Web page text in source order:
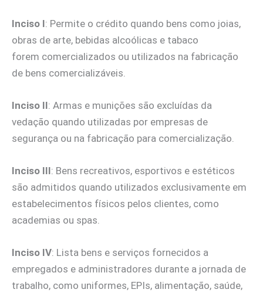
Inciso I: Permite o crédito quando bens como joias,
obras de arte, bebidas alcoólicas e tabaco
forem comercializados ou utilizados na fabricação
de bens comercializáveis.
Inciso II: Armas e munições são excluídas da
vedação quando utilizadas por empresas de
segurança ou na fabricação para comercialização.
Inciso III: Bens recreativos, esportivos e estéticos
são admitidos quando utilizados exclusivamente em
estabelecimentos físicos pelos clientes, como
academias ou spas.
Inciso IV: Lista bens e serviços fornecidos a
empregados e administradores durante a jornada de
trabalho, como uniformes, EPIs, alimentação, saúde,